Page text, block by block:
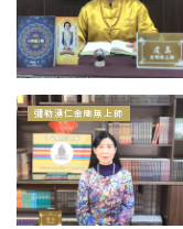
彌勒湧仁金剛無上師